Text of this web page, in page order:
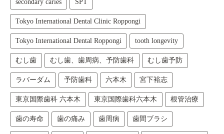
secondary caries SPT
Tokyo International Dental Clinic Roppongi
Tokyo International Dental Roppongi tooth longevity
むし歯 むし歯、歯周病、予防歯科 むし歯予防
ラバーダム 予防歯科 六本木 宮下裕志
東京国際歯科 六本木 東京国際歯科六本木 根管治療
歯の寿命 歯の痛み 歯周病 歯間ブラシ